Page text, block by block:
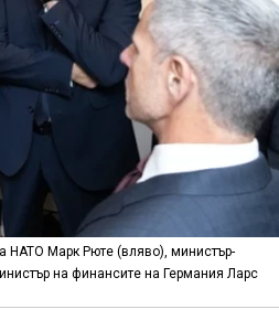
НАТО Марк Рюте (вляво), министър-
на финансите на Германия Ларс